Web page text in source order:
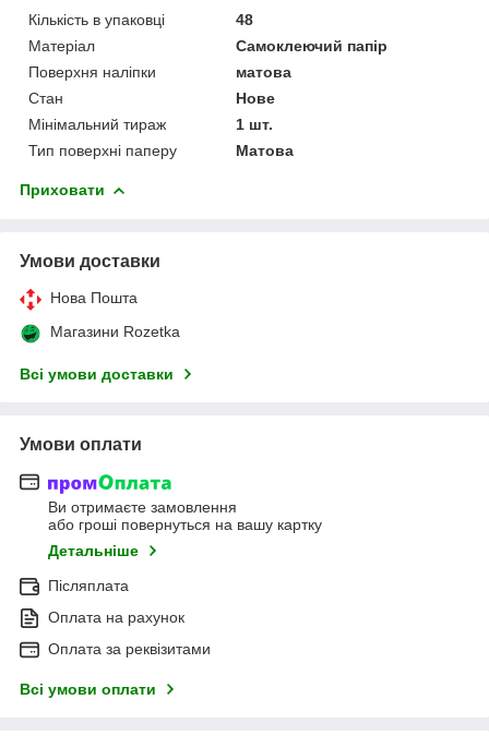
Кількість в упаковці
48
Матеріал
Самоклеючий папір
Поверхня наліпки
матова
Стан
Нове
Мінімальний тираж
1 шт.
Тип поверхні паперу
Матова
Приховати
Умови доставки
Нова Пошта
Магазини Rozetka
Всі умови доставки
Умови оплати
Ви отримаєте замовлення
або гроші повернуться на вашу картку
Детальніше
Післяплата
Оплата на рахунок
Оплата за реквізитами
Всі умови оплати